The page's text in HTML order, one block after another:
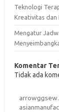
Teknologi
Kreativitas dan
Mengatur
Komentar
Tidak ada